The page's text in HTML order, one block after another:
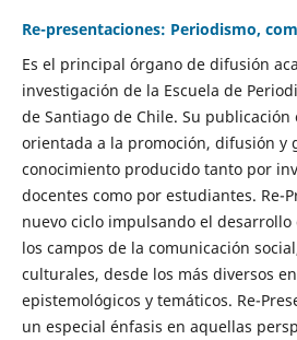
Re-presentaciones: Periodismo,
Es el principal órgano de difusión
investigación de la Escuela de
de Santiago de Chile. Su publicación
orientada a la promoción, difusión y
conocimiento producido tanto por
docentes como por estudiantes. Re-
nuevo ciclo impulsando el
los campos de la comunicación
culturales, desde los más diversos
epistemológicos y temáticos. Re-
un especial énfasis en aquellas